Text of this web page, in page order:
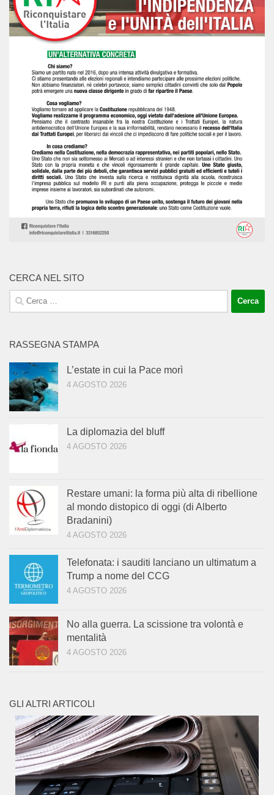
CERCA NEL SITO
Ricerca
per:
RASSEGNA STAMPA
L’estate in cui la Pace morì
4 AGOSTO 2026
La diplomazia del bluff
4 AGOSTO 2026
Restare umani: la forma più alta di ribellione
al mondo distopico di oggi (di Alberto
Bradanini)
4 AGOSTO 2026
Telefonata: i sauditi lanciano un ultimatum a
Trump a nome del CCG
4 AGOSTO 2026
No alla guerra. La scissione tra volontà e
mentalità
4 AGOSTO 2026
GLI ALTRI ARTICOLI